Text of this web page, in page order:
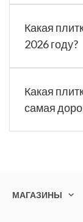
Какая
2026 году?
Какая
самая
МАГАЗИНЫ